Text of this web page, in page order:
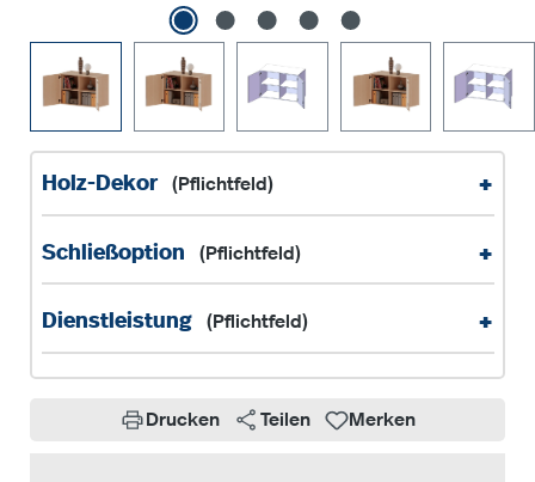
Holz-Dekor (Pflichtfeld) +
Schließoption (Pflichtfeld) +
Dienstleistung (Pflichtfeld) +
Drucken Teilen Merken